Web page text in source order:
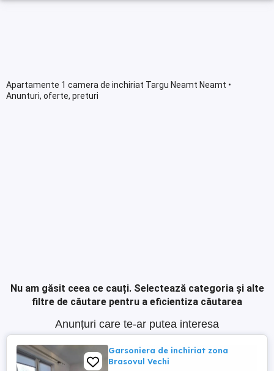
Apartamente 1 camera de inchiriat Targu Neamt Neamt •
Anunturi, oferte, preturi
Nu am găsit ceea ce cauți. Selectează categoria și alte
filtre de căutare pentru a eficientiza căutarea
Anunțuri care te-ar putea interesa
Garsoniera de inchiriat zona
Brasovul Vechi